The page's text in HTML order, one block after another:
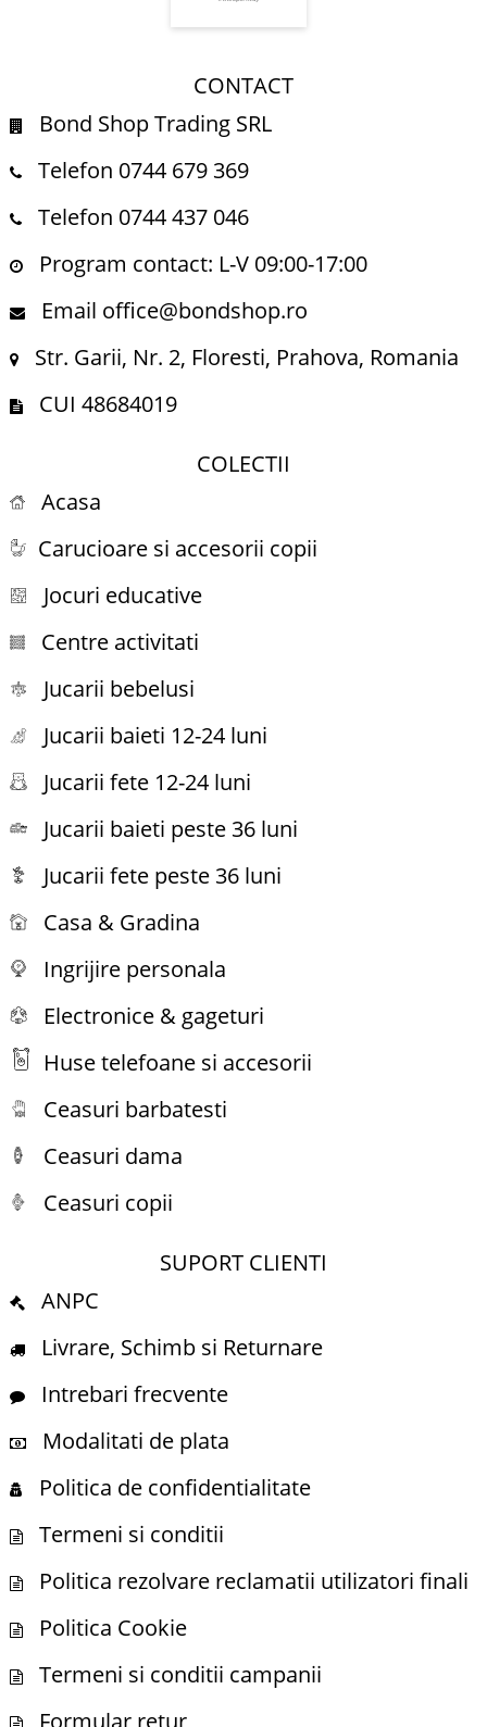
CONTACT
Bond Shop Trading SRL
Telefon 0744 679 369
Telefon 0744 437 046
Program contact: L-V 09:00-17:00
Email office@bondshop.ro
Str. Garii, Nr. 2, Floresti, Prahova, Romania
CUI 48684019
COLECTII
Acasa
Carucioare si accesorii copii
Jocuri educative
Centre activitati
Jucarii bebelusi
Jucarii baieti 12-24 luni
Jucarii fete 12-24 luni
Jucarii baieti peste 36 luni
Jucarii fete peste 36 luni
Casa & Gradina
Ingrijire personala
Electronice & gageturi
Huse telefoane si accesorii
Ceasuri barbatesti
Ceasuri dama
Ceasuri copii
SUPORT CLIENTI
ANPC
Livrare, Schimb si Returnare
Intrebari frecvente
Modalitati de plata
Politica de confidentialitate
Termeni si conditii
Politica rezolvare reclamatii utilizatori finali
Politica Cookie
Termeni si conditii campanii
Formular retur